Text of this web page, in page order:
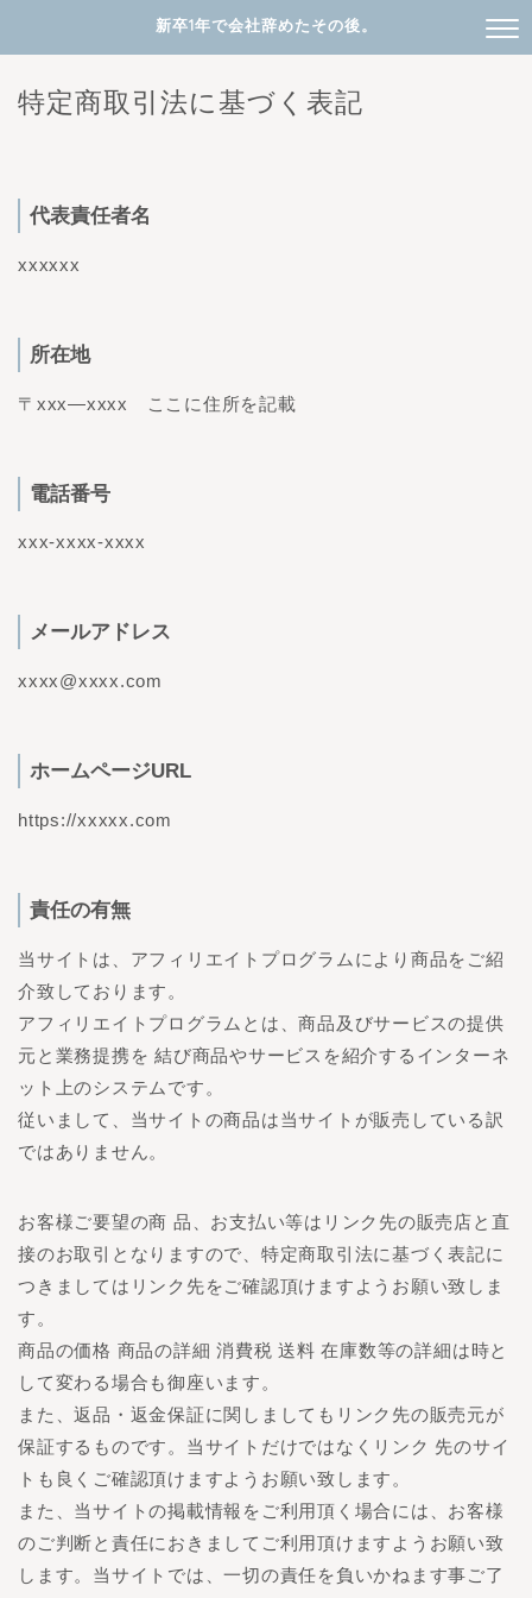
新卒1年で会社辞めたその後。
特定商取引法に基づく表記
代表責任者名
xxxxxx
所在地
〒xxx―xxxx ここに住所を記載
電話番号
xxx-xxxx-xxxx
メールアドレス
xxxx@xxxx.com
ホームページURL
https://xxxxx.com
責任の有無
当サイトは、アフィリエイトプログラムにより商品をご紹
介致しております。
アフィリエイトプログラムとは、商品及びサービスの提供
元と業務提携を 結び商品やサービスを紹介するインターネ
ット上のシステムです。
従いまして、当サイトの商品は当サイトが販売している訳
ではありません。
お客様ご要望の商 品、お支払い等はリンク先の販売店と直
接のお取引となりますので、特定商取引法に基づく表記に
つきましてはリンク先をご確認頂けますようお願い致しま
す。
商品の価格 商品の詳細 消費税 送料 在庫数等の詳細は時と
して変わる場合も御座います。
また、返品・返金保証に関しましてもリンク先の販売元が
保証するものです。当サイトだけではなくリンク 先のサイ
トも良くご確認頂けますようお願い致します。
また、当サイトの掲載情報をご利用頂く場合には、お客様
のご判断と責任におきましてご利用頂けますようお願い致
します。当サイトでは、一切の責任を負いかねます事ご了